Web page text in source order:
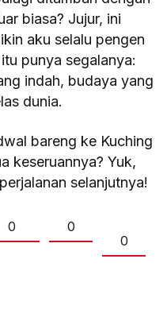
biasa? Jujur, ini
aku selalu pengen
punya segalanya:
indah, budaya yang
dunia.
bareng ke Kuching
keseruannya? Yuk,
selanjutnya!
0
0
0